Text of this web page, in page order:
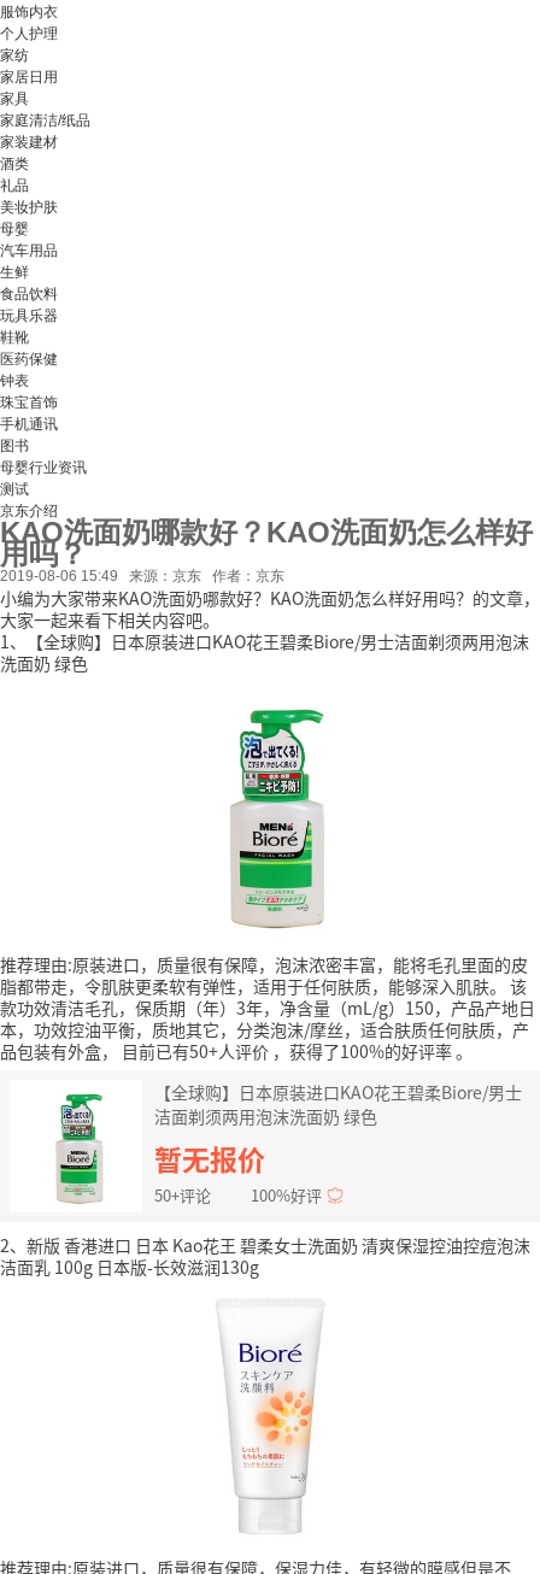
服饰内衣
个人护理
家纺
家居日用
家具
家庭清洁/纸品
家装建材
酒类
礼品
美妆护肤
母婴
汽车用品
生鲜
食品饮料
玩具乐器
鞋靴
医药保健
钟表
珠宝首饰
手机通讯
图书
母婴行业资讯
测试
京东介绍
KAO洗面奶哪款好？KAO洗面奶怎么样好
用吗？
2019-08-06 15:49 来源：京东 作者：京东
小编为大家带来KAO洗面奶哪款好？KAO洗面奶怎么样好用吗？的文章，
大家一起来看下相关内容吧。
1、【全球购】日本原装进口KAO花王碧柔Biore/男士洁面剃须两用泡沫
洗面奶 绿色
推荐理由:原装进口，质量很有保障，泡沫浓密丰富，能将毛孔里面的皮
脂都带走，令肌肤更柔软有弹性，适用于任何肤质，能够深入肌肤。 该
款功效清洁毛孔，保质期（年）3年，净含量（mL/g）150，产品产地日
本，功效控油平衡，质地其它，分类泡沫/摩丝，适合肤质任何肤质，产
品包装有外盒，
目前已有50+人评价 ，获得了100%的好评率。
【全球购】日本原装进口KAO花王碧柔Biore/男士
洁面剃须两用泡沫洗面奶 绿色
暂无报价
50+评论 100%好评
2、新版 香港进口 日本 Kao花王 碧柔女士洗面奶 清爽保湿控油控痘泡沫
洁面乳 100g 日本版-长效滋润130g
推荐理由:原装进口，质量很有保障，保湿力佳，有轻微的膜感但是不